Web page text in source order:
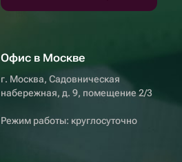
Офис в Москве
г. Москва, Садовническая
набережная, д. 9, помещение 2/3
Режим работы: круглосуточно